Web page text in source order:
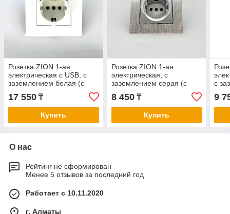
Розетка ZION 1-ая
электрическая с USB, с
заземлением белая (с
17 550 ₸
Купить
Розетка ZION 1-ая
электрическая, с
заземлением серая (с
рамкой алюминий)
8 450₸
Купить
с
9
О нас
Рейтинг не сформирован
Менее 5 отзывов за последний год
Работает с 10.11.2020
г. Алматы